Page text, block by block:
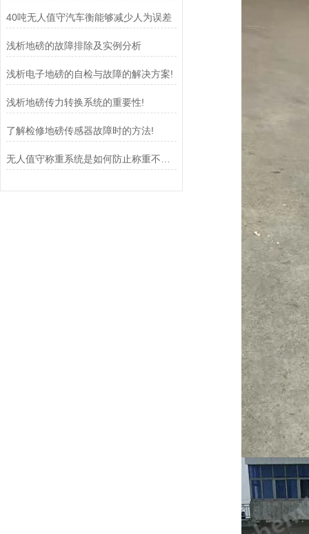
40吨无人值守汽车衡能够减少人为误差
浅析地磅的故障排除及实例分析
浅析电子地磅的自检与故障的解决方案!
浅析地磅传力转换系统的重要性!
了解检修地磅传感器故障时的方法!